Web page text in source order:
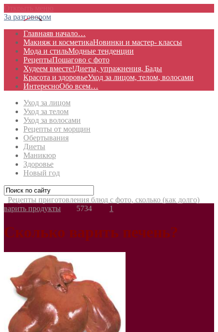
За разговором
Главнаяв начало…
Макияж и косметикаНовинки и мастер- классы
Мода и стильМодные тенденции
РецептыПошагово с фото
Худеем вместе!Диеты, упражнения, Бады
Красота и здоровьеУход за лицом, телом, волосами
ИнтересноОбо всем…
Уход за лицом
Уход за телом
Уход за волосами
Рецепты от морщин
Обертывания
Диеты
Маникюр
Здоровье
Новый год
Рецепты приготовления блюд с фото, сколько (как долго)
варить продукты
5734 1
Сколько варить печень?